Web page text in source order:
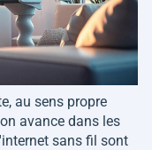
au sens propre
avance dans les
sans fil sont